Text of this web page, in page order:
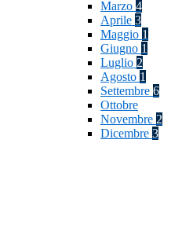
Marzo 4
Aprile 3
Maggio 1
Giugno 1
Luglio 2
Agosto 1
Settembre 6
Ottobre
Novembre 2
Dicembre 3